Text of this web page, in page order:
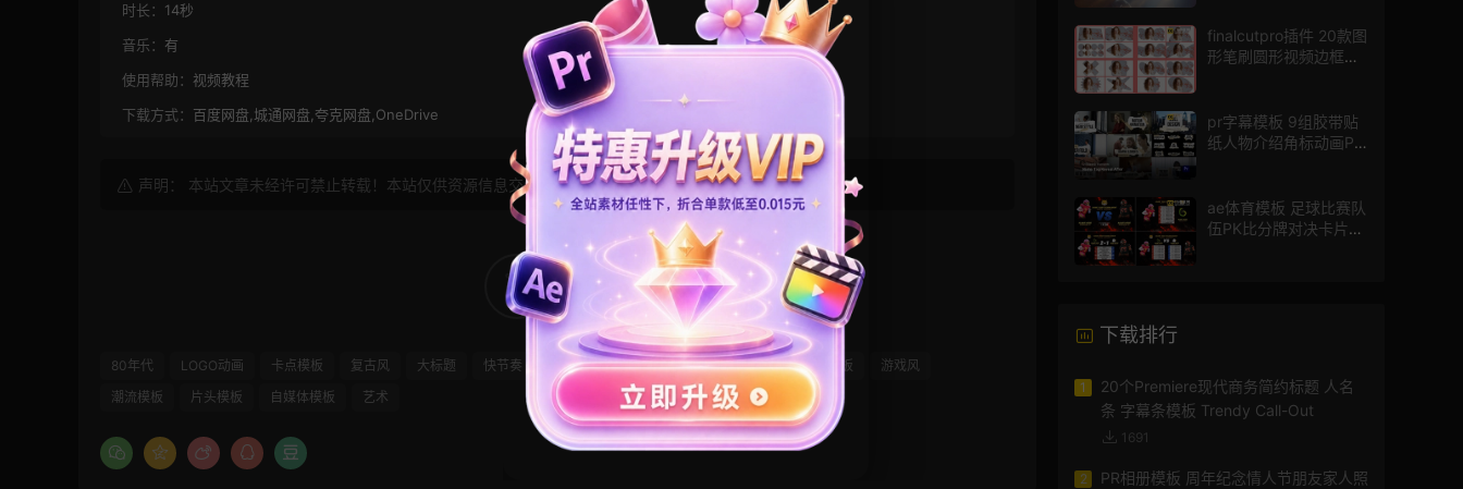
时长： 14秒
音乐： 有
使用帮助： 视频教程
下载方式： 百度网盘,城通网盘,夸克网盘,OneDrive
声明： 本站文章未经许可禁止转载！本站仅供资源信息交流学习， 版权说明点此了解！
5
80年代 LOGO动画 卡点模板 复古风 大标题 快节奏 快闪模板 手绘风 文字特效 活动快剪模板
游戏风
潮流模板
片头模板 自媒体模板 艺术
finalcutpro插件 20款图
形笔刷圆形视频边框遮
pr字幕模板 9组胶带贴
纸人物介绍角标动画PR
ae体育模板 足球比赛队
伍PK比分牌对决卡片球
下载排行
1
20个Premiere现代商务简约标题 人名
条 字幕条模板 Trendy Call-Out
1691
2
PR相册模板 周年纪念情人节朋友家人照